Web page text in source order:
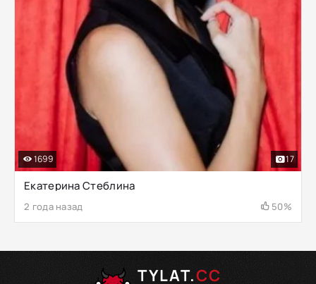
Екатерина Стеблина
2 года назад 50%
1699 17
TYLAT.CC